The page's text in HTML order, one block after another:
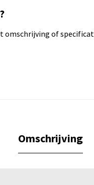
of
Omschrijving